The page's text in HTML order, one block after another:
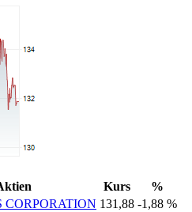
Kurs
%
131,88 -1,88 %